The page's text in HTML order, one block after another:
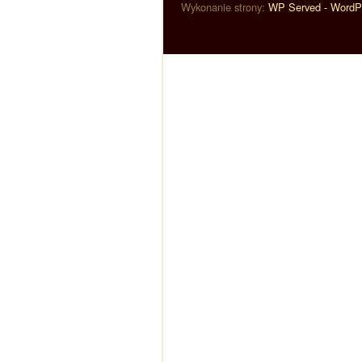
Wykonanie strony: WP Served -